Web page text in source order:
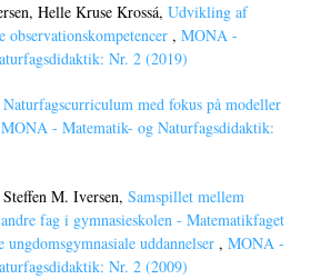
Helle Kruse Krossá, Udvikling af
observationskompetencer , MONA -
Nr. 2 (2019)
Naturfagscurriculum med fokus på modeller
MONA - Matematik- og Naturfagsdidaktik:
M. Iversen, Samspillet mellem
fag i gymnasieskolen - Matematikfaget
ungdomsgymnasiale uddannelser , MONA -
Nr. 2 (2009)